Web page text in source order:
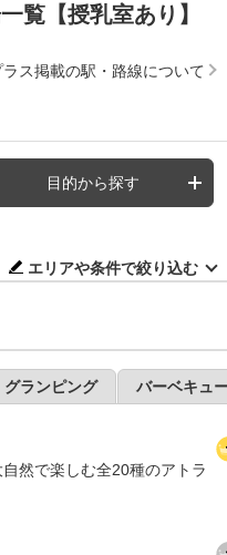
覧【授乳室あり】
ス掲載の駅・路線について
目的から探す
エリアや条件で絞り込む
グランピング バーベキュ
然で楽しむ全20種のアトラ